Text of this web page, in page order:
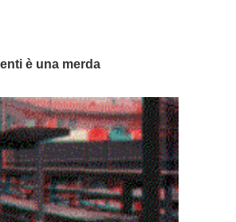
è una merda